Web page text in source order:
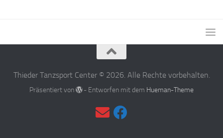
Thieder Tanzsport Center © 2026. Alle Rechte vorbehalten.
Präsentiert von - Entworfen mit dem Hueman-Theme